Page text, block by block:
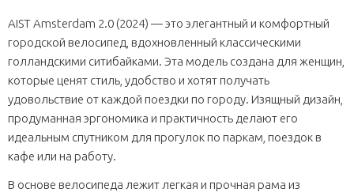
AIST Amsterdam 2.0 (2024) — это элегантный и комфортный
городской велосипед, вдохновленный классическими
голландскими ситибайками. Эта модель создана для женщин,
которые ценят стиль, удобство и хотят получать
удовольствие от каждой поездки по городу. Изящный дизайн,
продуманная эргономика и практичность делают его
идеальным спутником для прогулок по паркам, поездок в
кафе или на работу.
В основе велосипеда лежит легкая и прочная рама из